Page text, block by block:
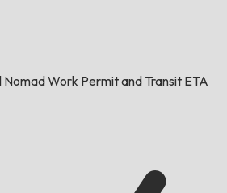
Work Permit and Transit ETA